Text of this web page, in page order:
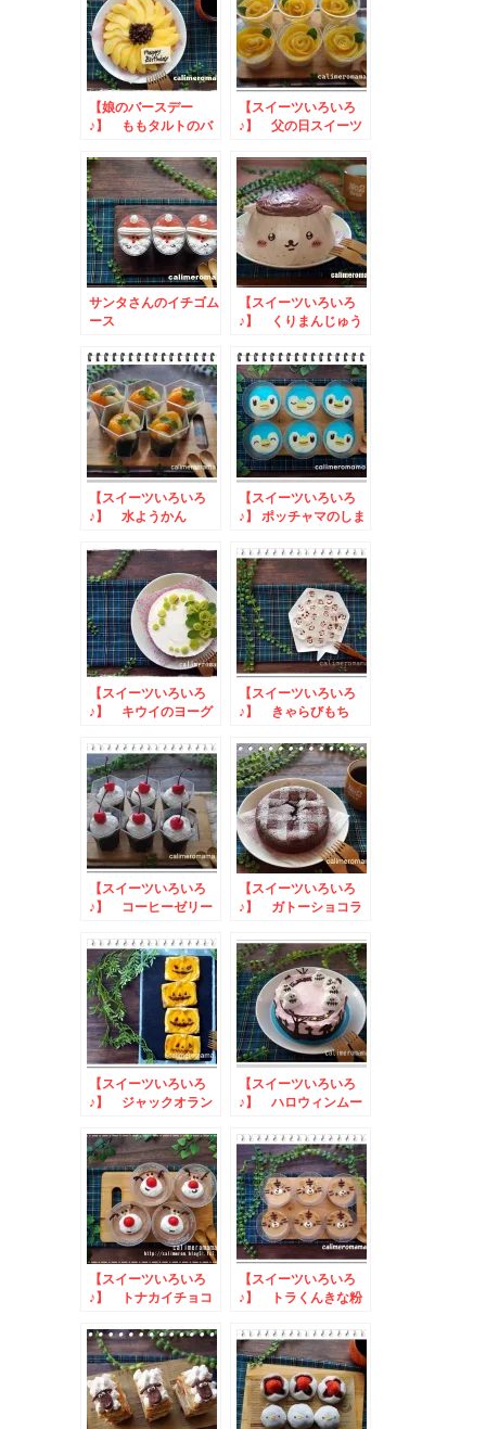
【娘のバースデー
♪】 ももタルトのバ
【スイーツいろいろ
♪】 父の日スイーツ
サンタさんのイチゴム
ース
【スイーツいろいろ
♪】 くりまんじゅう
【スイーツいろいろ
♪】 水ようかん
【スイーツいろいろ
♪】 ポッチャマのしま
【スイーツいろいろ
♪】 キウイのヨーグ
【スイーツいろいろ
♪】 きゃらびもち
【スイーツいろいろ
♪】 コーヒーゼリー
【スイーツいろいろ
♪】 ガトーショコラ
【スイーツいろいろ
♪】 ジャックオラン
【スイーツいろいろ
♪】 ハロウィンムー
【スイーツいろいろ
♪】 トナカイチョコ
【スイーツいろいろ
♪】 トラくんきな粉